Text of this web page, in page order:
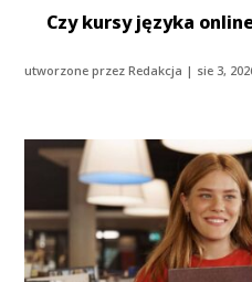
Czy kursy języka
utworzone przezRedakcja | sie 3,